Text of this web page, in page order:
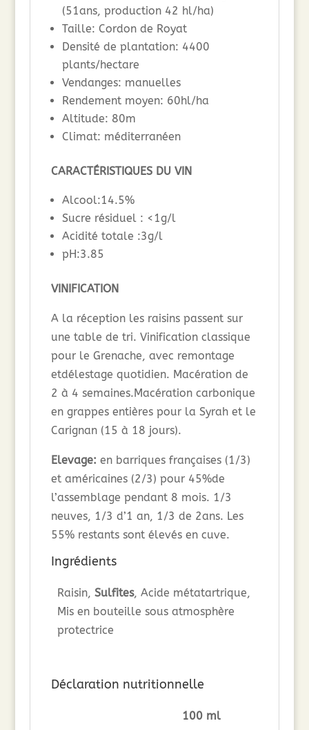
(51ans, production 42 hl/ha)
Taille: Cordon de Royat
Densité de plantation: 4400
plants/hectare
Vendanges: manuelles
Rendement moyen: 60hl/ha
Altitude: 80m
Climat: méditerranéen
CARACTÉRISTIQUES DU VIN
Alcool:14.5%
Sucre résiduel : <1g/l
Acidité totale :3g/l
pH:3.85
VINIFICATION
A la réception les raisins passent sur
une table de tri. Vinification classique
pour le Grenache, avec remontage
etdélestage quotidien. Macération de
2 à 4 semaines.Macération carbonique
en grappes entières pour la Syrah et le
Carignan (15 à 18 jours).
Elevage: en barriques françaises (1/3)
et américaines (2/3) pour 45%de
l’assemblage pendant 8 mois. 1/3
neuves, 1/3 d’1 an, 1/3 de 2ans. Les
55% restants sont élevés en cuve.
Ingrédients
Raisin, Sulfites, Acide métatartrique,
Mis en bouteille sous atmosphère
protectrice
Déclaration nutritionnelle
100 ml